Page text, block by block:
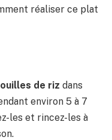
réaliser ce plat
de riz dans
environ 5 à 7
les et rincez-les à